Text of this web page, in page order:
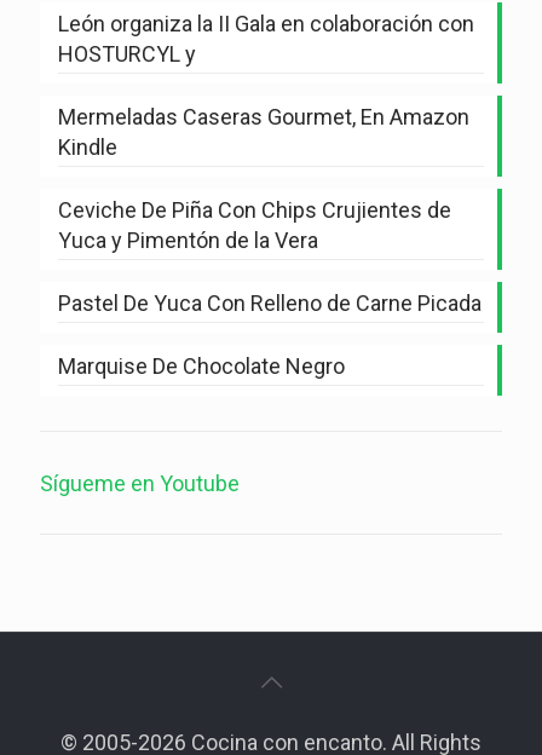
León organiza la II Gala en colaboración con
HOSTURCYL y
Mermeladas Caseras Gourmet, En Amazon
Kindle
Ceviche De Piña Con Chips Crujientes de
Yuca y Pimentón de la Vera
Pastel De Yuca Con Relleno de Carne Picada
Marquise De Chocolate Negro
Sígueme en Youtube
© 2005-2026 Cocina con encanto. All Rights